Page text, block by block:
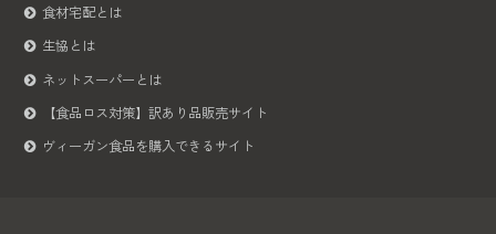
食材宅配とは
生協とは
ネットスーパーとは
【食品ロス対策】訳あり品販売サイト
ヴィーガン食品を購入できるサイト